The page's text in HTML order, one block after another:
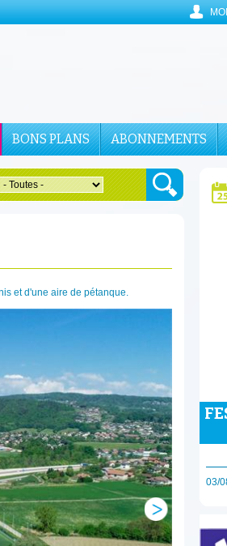
BONS PLANS ABONNEMENTS
et d'une aire de pétanque.
03/